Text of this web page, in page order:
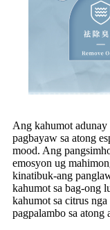
Ang kahumot adunay
pagbayaw sa atong
mood. Ang
emosyon ug
kinatibuk-ang
kahumot sa bag-ong
kahumot sa citrus
pagpalambo sa atong